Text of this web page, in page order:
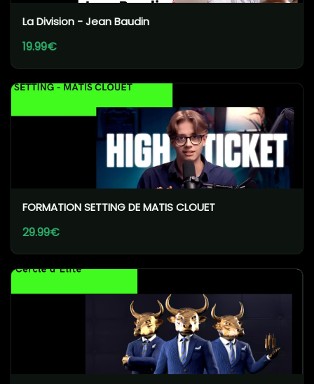
La Division - Jean Baudin
19.99€
FORMATION SETTING DE MATIS CLOUET
29.99€